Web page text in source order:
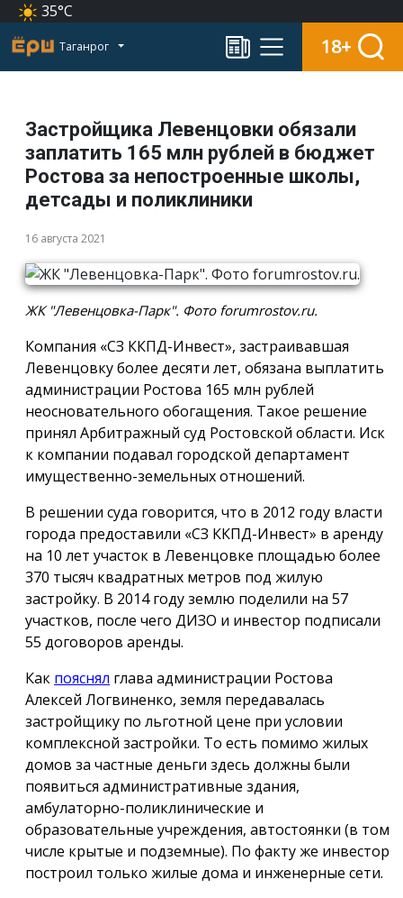
35°C
Таганрог 18+
Застройщика Левенцовки обязали
заплатить 165 млн рублей в бюджет
Ростова за непостроенные школы,
детсады и поликлиники
16 августа 2021
ЖК "Левенцовка-Парк". Фото forumrostov.ru.
Компания «СЗ ККПД-Инвест», застраивавшая
Левенцовку более десяти лет, обязана выплатить
администрации Ростова 165 млн рублей
неосновательного обогащения. Такое решение
принял Арбитражный суд Ростовской области. Иск
к компании подавал городской департамент
имущественно-земельных отношений.
В решении суда говорится, что в 2012 году власти
города предоставили «СЗ ККПД-Инвест» в аренду
на 10 лет участок в Левенцовке площадью более
370 тысяч квадратных метров под жилую
застройку. В 2014 году землю поделили на 57
участков, после чего ДИЗО и инвестор подписали
55 договоров аренды.
Как пояснял глава администрации Ростова
Алексей Логвиненко, земля передавалась
застройщику по льготной цене при условии
комплексной застройки. То есть помимо жилых
домов за частные деньги здесь должны были
появиться административные здания,
амбулаторно-поликлинические и
образовательные учреждения, автостоянки (в том
числе крытые и подземные). По факту же инвестор
построил только жилые дома и инженерные сети.